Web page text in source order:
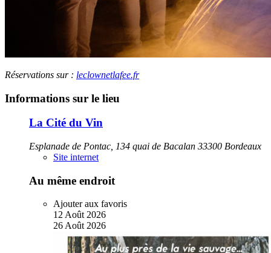
Réservations sur : leclownetlafee.fr
Informations sur le lieu
La Cité du Vin
Esplanade de Pontac, 134 quai de Bacalan 33300 Bordeaux
Site internet
Au même endroit
Ajouter aux favoris
12Août 2026
26Août 2026